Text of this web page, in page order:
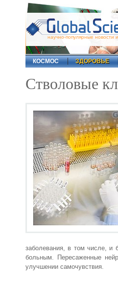
научно-популярные новости
КОСМОС
ЗДОРОВЬЕ
Стволовые
заболевания, в том числе, и
больным. Пересаженные
улучшении самочувствия.